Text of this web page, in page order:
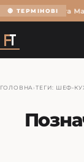
🔴 ТЕРМІНОВІОльга
ГОЛОВНА ›ТЕГИ: ШЕФ-